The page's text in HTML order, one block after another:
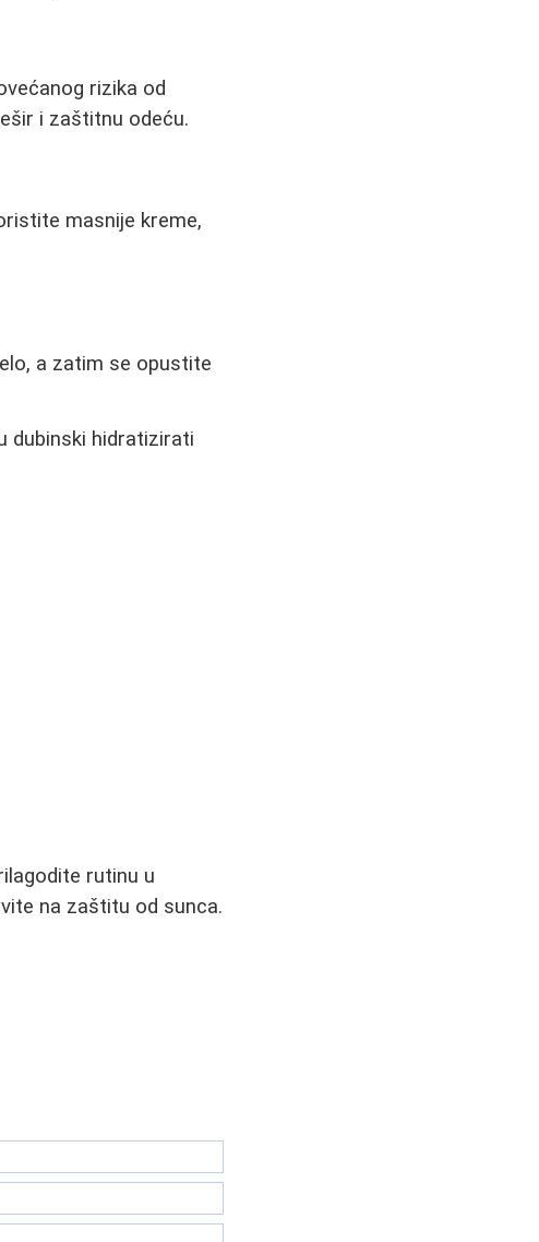
rizika od
i zaštitnu odeću.
masnije kreme,
a zatim se opustite
dubinski hidratizirati
rutinu u
na zaštitu od sunca.